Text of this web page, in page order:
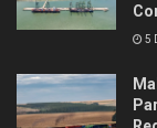
5